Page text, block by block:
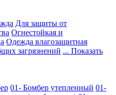
Для защиты от
Огнестойкая и
Одежда влагозащитная
загрязнений ... Показать
01- Бомбер утепленный 01-